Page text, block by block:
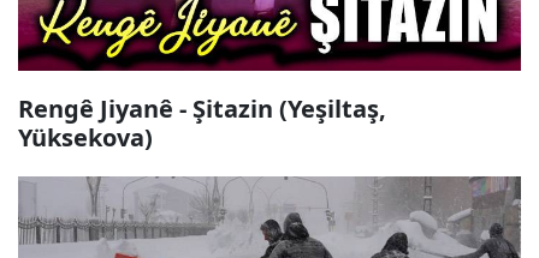
Rengê Jiyanê - Şitazin (Yeşiltaş,
Yüksekova)